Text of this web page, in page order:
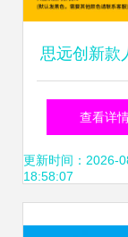
思远创新款
别门禁一体
安防与考勤
查看详
更新时间：2026-
18:58:07